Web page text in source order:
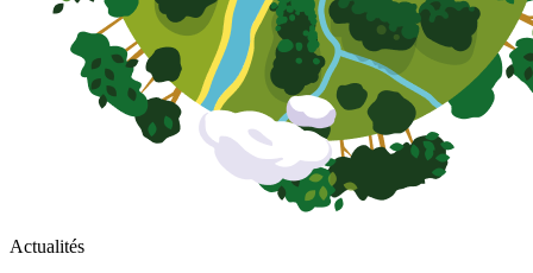
Actualités